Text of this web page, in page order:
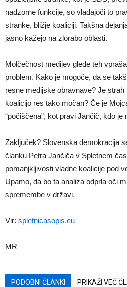
nadzorne funkcije, so vladajoči to
stranke, bližje koaliciji. Takšna
jasno kažejo na zlorabo oblasti.
Molčečnost medijev glede teh
problem. Kako je mogoče, da se
resne medijske obravnave? Je
koalicijo res tako močan? Če je
“počiščena”, kot pravi Jančič, kdo je
Zaključek? Slovenska demokracija
članku Petra Jančiča v Spletnem
pomanjkljivosti vladne koalicije pod
Upamo, da bo ta analiza odprla oči
spremembe v državi.
Vir: spletnicasopis.eu
MR
PODOBNI ČLANKI PRIKAŽI VEČ